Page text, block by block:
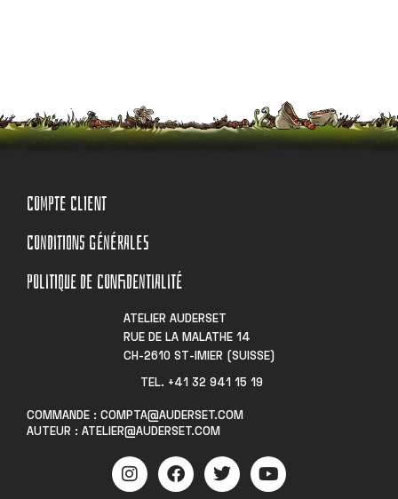
COMPTE CLIENT
CONDITIONS GÉNÉRALES
POLITIQUE DE CONFIDENTIALITÉ
ATELIER AUDERSET
RUE DE LA MALATHE 14
CH-2610 ST-IMIER (SUISSE)
TEL. +41 32 941 15 19​
COMMANDE : COMPTA@AUDERSET.COM
AUTEUR : ATELIER@AUDERSET.COM